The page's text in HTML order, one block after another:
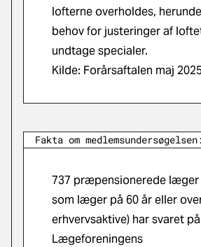
lofterne overholdes,
behov for justeringer af
undtage specialer.
Kilde: Forårsaftalen maj
Fakta om medlemsundersøgelsen:
737 præpensionerede læger
som læger på 60 år eller
erhvervsaktive) har svaret på
Lægeforeningens